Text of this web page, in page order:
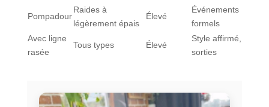
Pompadour
Raides à
légèrement épais
Élevé
Événements
formels
Avec ligne
rasée
Tous types Élevé
Style affirmé,
sorties